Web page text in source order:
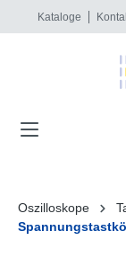
springen
Kataloge
Oszilloskope